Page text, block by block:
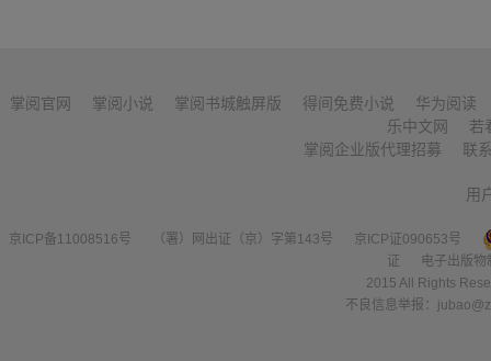
掌阅官网 掌阅小说 掌阅书城触屏版 得间免费小说
华为阅读
乐中文网
若
掌阅企业版代理招募
联
用
京ICP备11008516号 （署）网出证（京）字第143号
京ICP证090653号
证
电子出版
2015 All Rights
不良信息举报：